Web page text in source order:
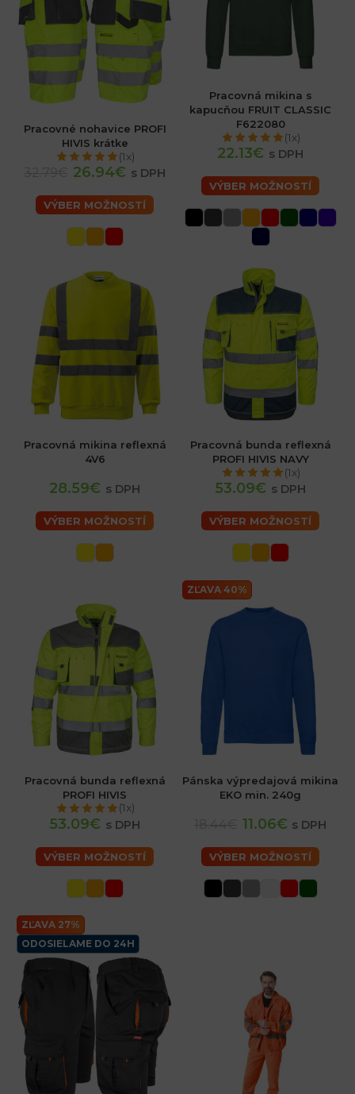
Pracovné nohavice PROFI
HIVIS krátke
(1x)
26.94€ s DPH
VÝBER MOŽNOSTÍ
Pracovná mikina s
kapucňou FRUIT CLASSIC
F622080
(1x)
22.13€ s DPH
VÝBER MOŽNOSTÍ
Pracovná mikina reflexná
4V6
28.59€ s DPH
VÝBER MOŽNOSTÍ
Pracovná bunda reflexná
PROFI HIVIS NAVY
(1x)
53.09€ s DPH
VÝBER MOŽNOSTÍ
Pracovná bunda reflexná
PROFI HIVIS
(1x)
53.09€ s DPH
VÝBER MOŽNOSTÍ
ZĽAVA 40%
Pánska výpredajová mikina
EKO min. 240g
11.06€ s DPH
VÝBER MOŽNOSTÍ
ZĽAVA 27%
ODOSIELAME DO 24H